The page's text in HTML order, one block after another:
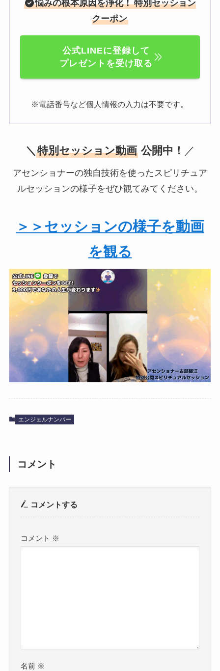
悩みの根本原因を浄化！ 特別セッション
クーポン
公式LINEに登録して
プレゼントを受け取る
※電話番号など個人情報の入力は不要です。
＼ 特別セッション動画公開中！ ／
アセンショナーの独自技術を使ったスピリチュア
ルセッションの様子をぜひ観てみてください。
＞＞セッションの様子を動画
を観る
エンジェルナンバー
コメント
コメントする
コメント ※
名前 ※